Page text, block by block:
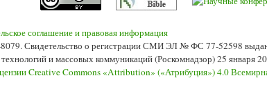
соглашение и правовая информация
Свидетельство о регистрации СМИ ЭЛ № ФС 77-52598
и массовых коммуникаций (Роскомнадзор) 25 января
Creative Commons «Attribution» («Атрибуция») 4.0